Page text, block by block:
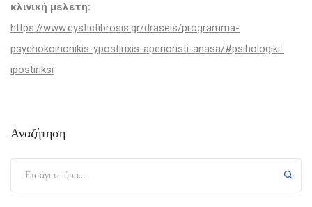
κλινική μελέτη:
https://www.cysticfibrosis.gr/draseis/programma-
psychokoinonikis-ypostirixis-aperioristi-anasa/#psihologiki-
ipostiriksi
Αναζήτηση